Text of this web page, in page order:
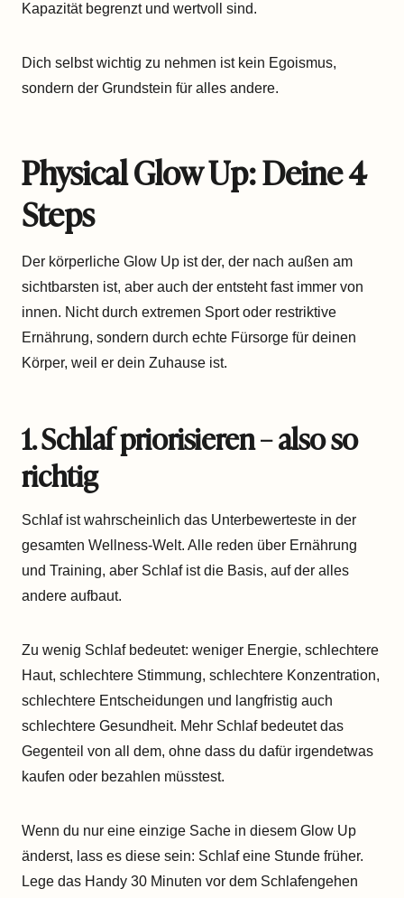
Kapazität begrenzt und wertvoll sind.
Dich selbst wichtig zu nehmen ist kein Egoismus,
sondern der Grundstein für alles andere.
Physical Glow Up: Deine 4
Steps
Der körperliche Glow Up ist der, der nach außen am
sichtbarsten ist, aber auch der entsteht fast immer von
innen. Nicht durch extremen Sport oder restriktive
Ernährung, sondern durch echte Fürsorge für deinen
Körper, weil er dein Zuhause ist.
1. Schlaf priorisieren – also so
richtig
Schlaf ist wahrscheinlich das Unterbewerteste in der
gesamten Wellness-Welt. Alle reden über Ernährung
und Training, aber Schlaf ist die Basis, auf der alles
andere aufbaut.
Zu wenig Schlaf bedeutet: weniger Energie, schlechtere
Haut, schlechtere Stimmung, schlechtere Konzentration,
schlechtere Entscheidungen und langfristig auch
schlechtere Gesundheit. Mehr Schlaf bedeutet das
Gegenteil von all dem, ohne dass du dafür irgendetwas
kaufen oder bezahlen müsstest.
Wenn du nur eine einzige Sache in diesem Glow Up
änderst, lass es diese sein: Schlaf eine Stunde früher.
Lege das Handy 30 Minuten vor dem Schlafengehen